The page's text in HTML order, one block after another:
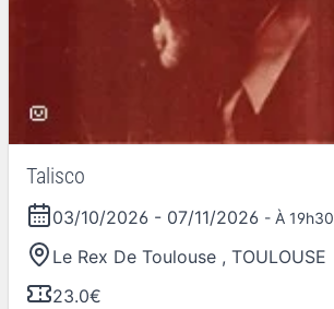
Talisco
03/10/2026 - 07/11/2026 - À 19h30
Le Rex De Toulouse , TOULOUSE
23.0€